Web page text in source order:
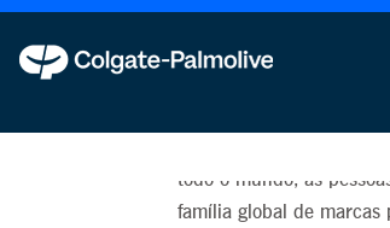
Nossas
todo o mundo, as
família global de